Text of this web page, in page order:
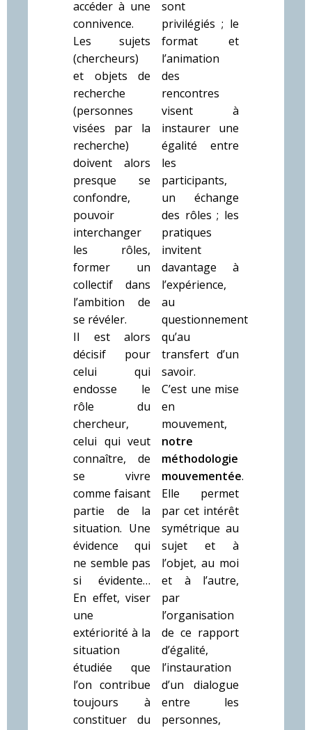
accéder à une
connivence.
Les sujets
(chercheurs)
et objets de
recherche
(personnes
visées par la
recherche)
doivent alors
presque se
confondre,
pouvoir
interchanger
les rôles,
former un
collectif dans
l’ambition de
se révéler.
Il est alors
décisif pour
celui qui
endosse le
rôle du
chercheur,
celui qui veut
connaître, de
se vivre
comme faisant
partie de la
situation. Une
évidence qui
ne semble pas
si évidente…
En effet, viser
une
extériorité à la
situation
étudiée que
l’on contribue
toujours à
constituer du
sont
privilégiés ; le
format et
l’animation
des
rencontres
visent à
instaurer une
égalité entre
les
participants,
un échange
des rôles ; les
pratiques
invitent
davantage à
l’expérience,
au
questionnement
qu’au
transfert d’un
savoir.
C’est une mise
en
mouvement,
notre
méthodologie
mouvementée.
Elle permet
par cet intérêt
symétrique au
sujet et à
l’objet, au moi
et à l’autre,
par
l’organisation
de ce rapport
d’égalité,
l’instauration
d’un dialogue
entre les
personnes,